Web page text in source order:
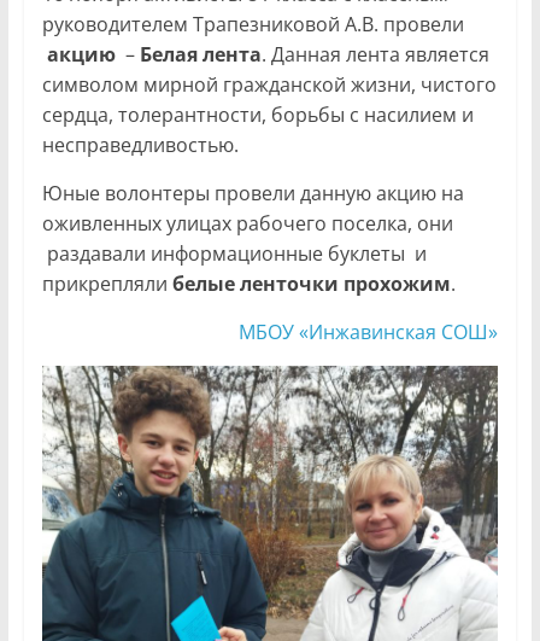
руководителем Трапезниковой А.В. провели
акцию – Белаялента. Данная лента является
символом мирной гражданской жизни, чистого
сердца, толерантности, борьбы с насилием и
несправедливостью.
Юные волонтеры провели данную акцию на
оживленных улицах рабочего поселка, они
раздавали информационные буклеты и
прикрепляли белыеленточки прохожим.
МБОУ «Инжавинская СОШ»